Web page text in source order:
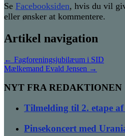
Se Facebooksiden, hvis du vil
eller ønsker at kommentere.
Artikel navigation
← Fagforeningsjubilæum i SID
Mælkemand Evald Jensen →
NYT FRA REDAKTIONEN
Tilmelding til 2. etape
Pinsekoncert med